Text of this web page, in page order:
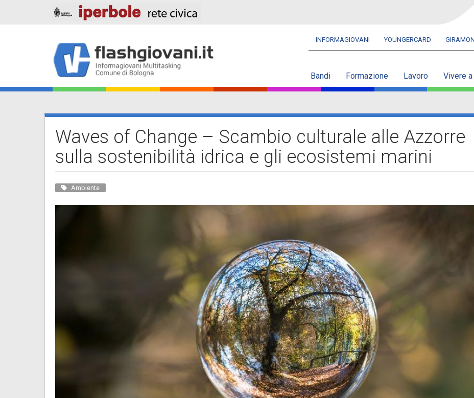
Navbar
INFORMAGIOVANI YOUNGERCARD
Main
navigation
Bandi Formazione Lavoro Vivere
Waves of Change – Scambio culturale alle Azzorre
sulla sostenibilità idrica e gli ecosistemi marini
Ambiente